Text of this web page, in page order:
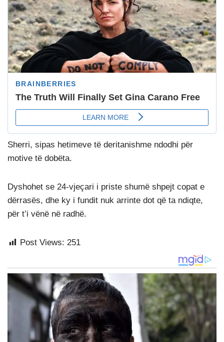
Sherri, sipas hetimeve të deritanishme ndodhi për
motive të dobëta.
Dyshohet se 24-vjeçari i priste shumë shpejt copat e
dërrasës, dhe ky i fundit nuk arrinte dot që ta ndiqte,
për t’i vënë në radhë.
Post Views: 251